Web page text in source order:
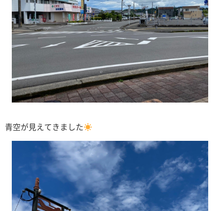
青空が見えてきました